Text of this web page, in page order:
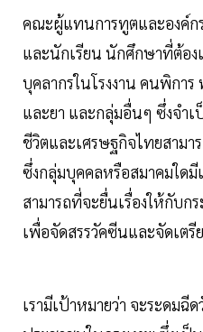
คณะผู้แทนการทูตและองค์ก
และนักเรียน นักศึกษาที่ต้อง
บุคลากรในโรงงาน คนพิกา
และยา และกลุ่มอื่นๆ ซึ่งจำ
ชีวิตและเศรษฐกิจไทยสามา
ซึ่งกลุ่มบุคคลหรือสมาคมใดมี
สามารถที่จะยื่นเรื่องให้กับก
เพื่อจัดสรรวัคซีนและจัดเต
เรามีเป้าหมายว่า จะระดม